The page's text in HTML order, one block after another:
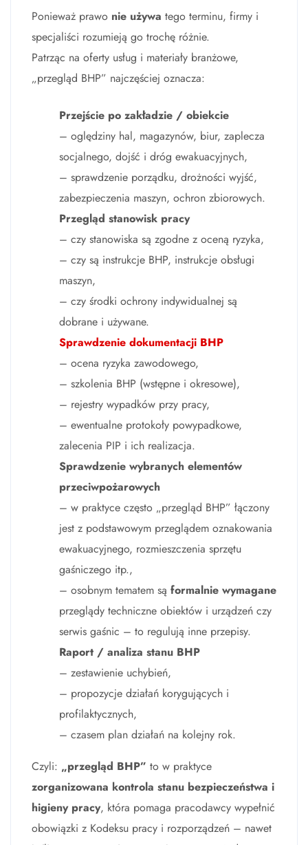
Ponieważ prawo nie używa tego terminu, firmy i
specjaliści rozumieją go trochę różnie.
Patrząc na oferty usług i materiały branżowe,
„przegląd BHP” najczęściej oznacza:
Przejście po zakładzie / obiekcie
– oględziny hal, magazynów, biur, zaplecza
socjalnego, dojść i dróg ewakuacyjnych,
– sprawdzenie porządku, drożności wyjść,
zabezpieczenia maszyn, ochron zbiorowych.
Przegląd stanowisk pracy
– czy stanowiska są zgodne z oceną ryzyka,
– czy są instrukcje BHP, instrukcje obsługi
maszyn,
– czy środki ochrony indywidualnej są
dobrane i używane.
Sprawdzenie dokumentacji BHP
– ocena ryzyka zawodowego,
– szkolenia BHP (wstępne i okresowe),
– rejestry wypadków przy pracy,
– ewentualne protokoły powypadkowe,
zalecenia PIP i ich realizacja.
Sprawdzenie wybranych elementów
przeciwpożarowych
– w praktyce często „przegląd BHP” łączony
jest z podstawowym przeglądem oznakowania
ewakuacyjnego, rozmieszczenia sprzętu
gaśniczego itp.,
– osobnym tematem są formalnie wymagane
przeglądy techniczne obiektów i urządzeń czy
serwis gaśnic – to regulują inne przepisy.
Raport / analiza stanu BHP
– zestawienie uchybień,
– propozycje działań korygujących i
profilaktycznych,
– czasem plan działań na kolejny rok.
Czyli: „przegląd BHP” to w praktyce
zorganizowana kontrola stanu bezpieczeństwa i
higieny pracy, która pomaga pracodawcy wypełnić
obowiązki z Kodeksu pracy i rozporządzeń – nawet